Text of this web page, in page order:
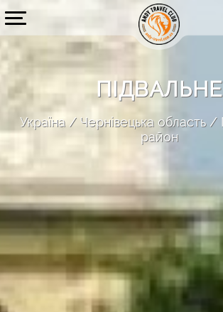
ПІДВАЛЬНЕ
Україна Чернівецька область
район